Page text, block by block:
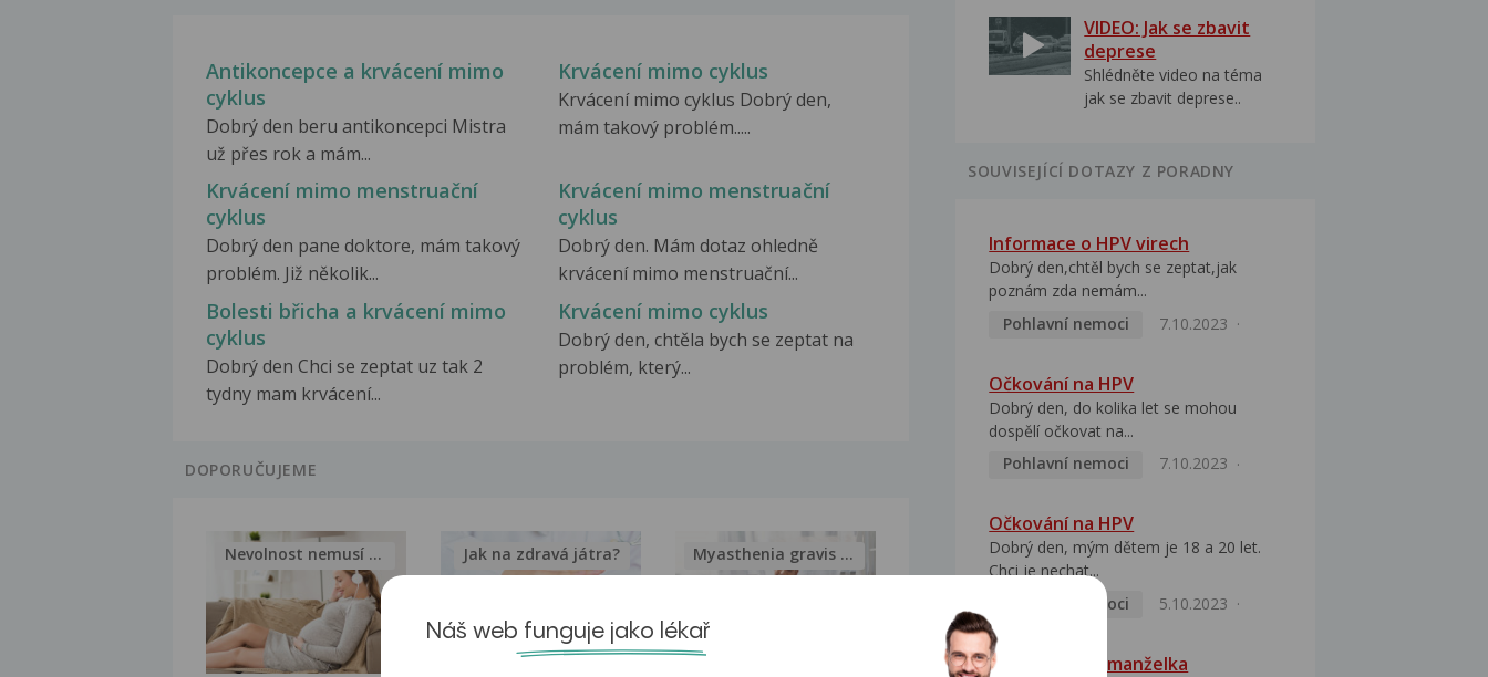
Antikoncepce a krvácení mimo
cyklus
Dobrý den beru antikoncepci Mistra
už přes rok a mám...
Krvácení mimo cyklus
Krvácení mimo cyklus Dobrý den,
mám takový problém.....
Krvácení mimo menstruační
cyklus
Dobrý den pane doktore, mám takový
problém. Již několik...
Krvácení mimo menstruační
cyklus
Dobrý den. Mám dotaz ohledně
krvácení mimo menstruační...
Bolesti břicha a krvácení mimo
cyklus
Dobrý den Chci se zeptat uz tak 2
tydny mam krvácení...
Krvácení mimo cyklus
Dobrý den, chtěla bych se zeptat na
problém, který...
DOPORUČUJEME
Nevolnost nemusí být nutnou... Jak na zdravá játra? Myasthenia gravis – vše, co...
VIDEO: Jak se zbavit
deprese
Shlédněte video na téma
jak se zbavit deprese..
SOUVISEJÍCÍ DOTAZY Z PORADNY
Informace o HPV virech
Dobrý den,chtěl bych se zeptat,jak
poznám zda nemám...
Pohlavní nemoci
7.10.2023
Očkování na HPV
Dobrý den, do kolika let se mohou
dospělí očkovat na...
Pohlavní nemoci
7.10.2023
Očkování na HPV
Dobrý den, mým dětem je 18 a 20 let.
Chci je nechat...
Pohlavní nemoci
5.10.2023
HPV pozitivní manželka
Náš web funguje jako lékař